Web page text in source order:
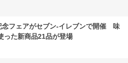
念フェアがセブン-イレブンで開催 味
った新商品21品が登場